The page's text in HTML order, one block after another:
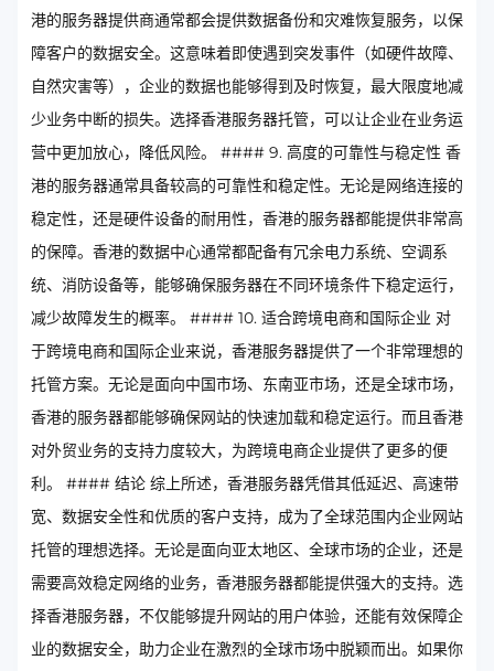
港的服务器提供商通常都会提供数据备份和灾难恢复服务，以保
障客户的数据安全。这意味着即使遇到突发事件（如硬件故障、
自然灾害等），企业的数据也能够得到及时恢复，最大限度地减
少业务中断的损失。选择香港服务器托管，可以让企业在业务运
营中更加放心，降低风险。 #### 9. 高度的可靠性与稳定性 香
港的服务器通常具备较高的可靠性和稳定性。无论是网络连接的
稳定性，还是硬件设备的耐用性，香港的服务器都能提供非常高
的保障。香港的数据中心通常都配备有冗余电力系统、空调系
统、消防设备等，能够确保服务器在不同环境条件下稳定运行，
减少故障发生的概率。 #### 10. 适合跨境电商和国际企业 对
于跨境电商和国际企业来说，香港服务器提供了一个非常理想的
托管方案。无论是面向中国市场、东南亚市场，还是全球市场，
香港的服务器都能够确保网站的快速加载和稳定运行。而且香港
对外贸业务的支持力度较大，为跨境电商企业提供了更多的便
利。 #### 结论 综上所述，香港服务器凭借其低延迟、高速带
宽、数据安全性和优质的客户支持，成为了全球范围内企业网站
托管的理想选择。无论是面向亚太地区、全球市场的企业，还是
需要高效稳定网络的业务，香港服务器都能提供强大的支持。选
择香港服务器，不仅能够提升网站的用户体验，还能有效保障企
业的数据安全，助力企业在激烈的全球市场中脱颖而出。如果你